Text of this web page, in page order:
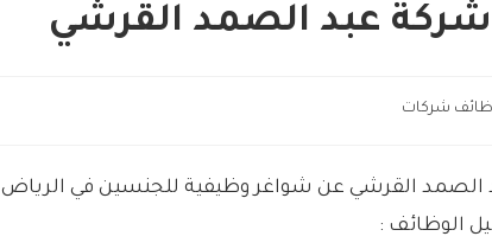
شركة عبد الصمد القرشي
شركات
الصمد القرشي عن شواغر وظيفية للجنسين في الرياض
الوظائف :